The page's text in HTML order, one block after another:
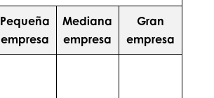
Pequeña
empresa
Mediana
empresa
Gran
empresa